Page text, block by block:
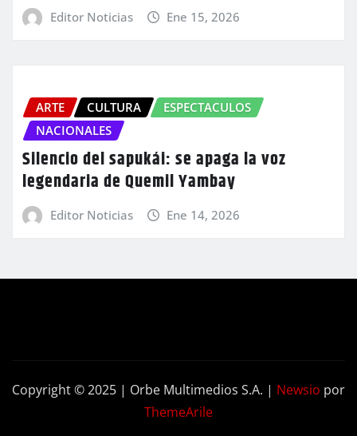
Editor Noticias Ene 15, 2026
ARTE CULTURA
ESPECTACULOS
NACIONALES
Silencio del sapukái: se apaga la voz
legendaria de Quemil Yambay
Editor Noticias Ene 14, 2026
Copyright © 2025 | Orbe Multimedios S.A. | Newsio por
ThemeArile